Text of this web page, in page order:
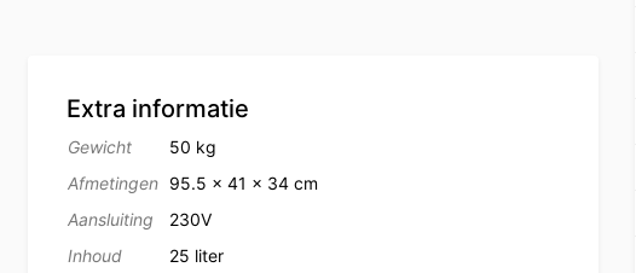
Extra informatie
Gewicht
50 kg
Afmetingen
95.5 × 41 × 34 cm
Aansluiting
230V
Inhoud
25 liter